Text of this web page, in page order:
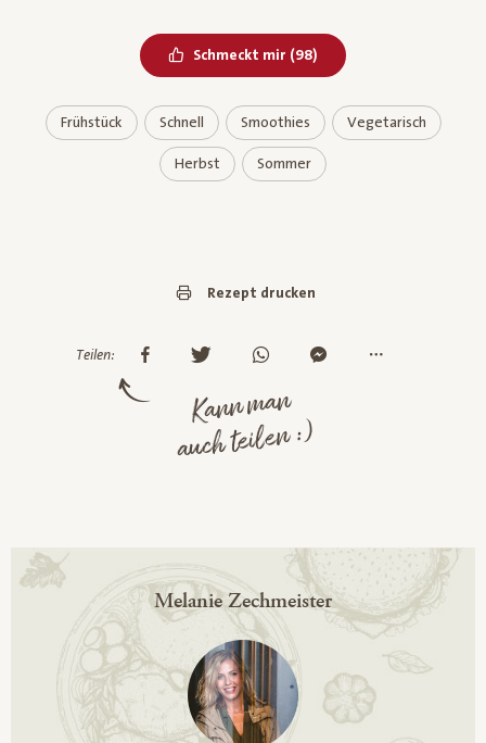
Schmeckt mir Bereits geliked
(98)
Frühstück Schnell Smoothies Vegetarisch
Herbst Sommer
Rezept drucken
Teilen:
Kann man
auch teilen :)
Melanie Zechmeister